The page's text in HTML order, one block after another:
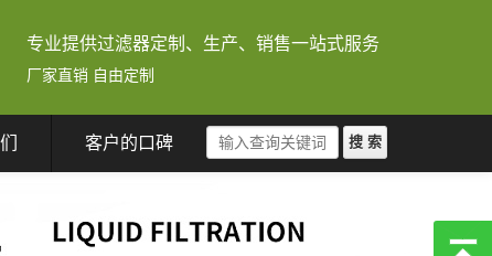
专业提供过滤器定制、生产、销售一站式服务
厂家直销 自由定制
客户的口碑